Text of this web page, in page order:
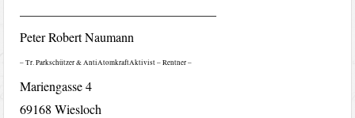
———————————————–
Peter Robert Naumann
– Tr. Parkschützer & AntiAtomkraftAktivist – Rentner –
Mariengasse 4
69168 Wiesloch